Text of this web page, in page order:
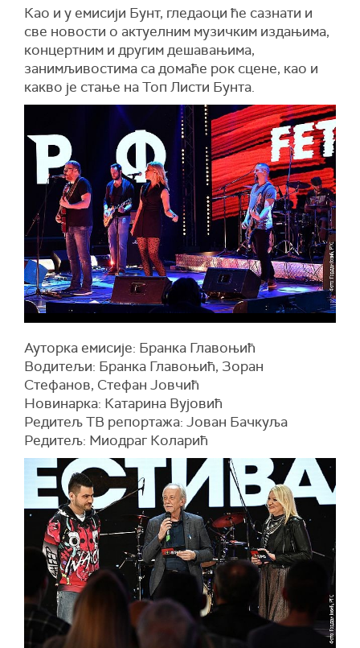
Као и у емисији Бунт, гледаоци ће сазнати и
све новости о актуелним музичким издањима,
концертним и другим дешавањима,
занимљивостима са домаће рок сцене, као и
какво је стање на Топ Листи Бунта.
Ауторка емисије: Бранка Главоњић
Водитељи: Бранка Главоњић, Зоран
Стефанов, Стефан Јовчић
Новинарка: Катарина Вујовић
Редитељ ТВ репортажа: Јован Бачкуља
Редитељ: Миодраг Коларић